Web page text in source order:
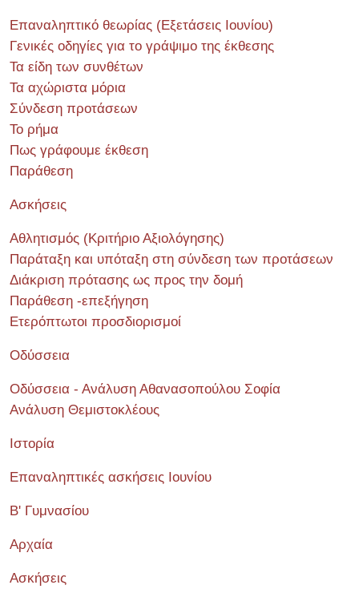
Επαναληπτικό θεωρίας (Εξετάσεις Ιουνίου)
Γενικές οδηγίες για το γράψιμο της έκθεσης
Τα είδη των συνθέτων
Τα αχώριστα μόρια
Σύνδεση προτάσεων
Το ρήμα
Πως γράφουμε έκθεση
Παράθεση
Ασκήσεις
Αθλητισμός (Κριτήριο Αξιολόγησης)
Παράταξη και υπόταξη στη σύνδεση των προτάσεων
Διάκριση πρότασης ως προς την δομή
Παράθεση -επεξήγηση
Ετερόπτωτοι προσδιορισμοί
Οδύσσεια
Οδύσσεια - Ανάλυση Αθανασοπούλου Σοφία
Ανάλυση Θεμιστοκλέους
Ιστορία
Επαναληπτικές ασκήσεις Ιουνίου
Β' Γυμνασίου
Αρχαία
Ασκήσεις